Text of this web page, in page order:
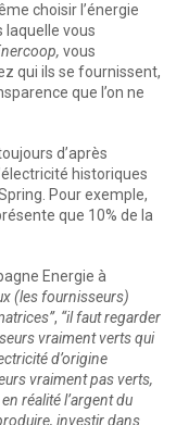
choisir l’énergie
laquelle vous
vous
qui ils se fournissent,
que l’on ne
d’après
historiques
Pour exemple,
que 10% de la
Energie à
(les fournisseurs)
, “il faut regarder
vraiment verts qui
d’origine
vraiment pas verts,
réalité l’argent du
investir dans